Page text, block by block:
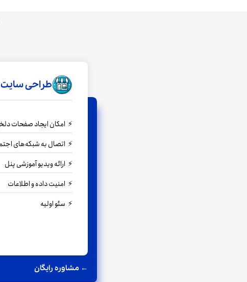
طراحی
امکان ایجاد صفحات
اتصال به شبکه‌های
ارائه ویدیو آموزشی پنل
امنیت داده و اطلاعات
سئو اولیه
← مشاوره رایگان